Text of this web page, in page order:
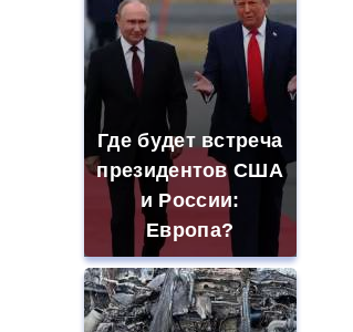
Где будет встреча
президентов США
и России:
Европа?